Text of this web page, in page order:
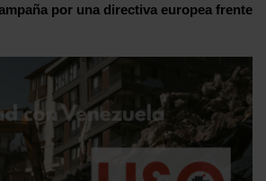
por una directiva europea frente